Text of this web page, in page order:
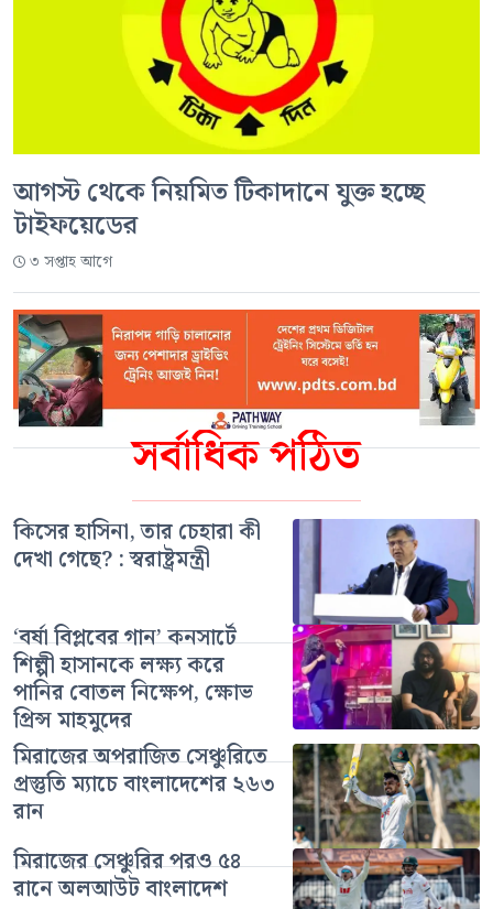
সর্বাধিক পঠিত
কিসের হাসিনা, তার চেহারা কী
দেখা গেছে? : স্বরাষ্ট্রমন্ত্রী
‘বর্ষা বিপ্লবের গান’ কনসার্টে
শিল্পী হাসানকে লক্ষ্য করে
পানির বোতল নিক্ষেপ, ক্ষোভ
প্রিন্স মাহমুদের
মিরাজের অপরাজিত সেঞ্চুরিতে
প্রস্তুতি ম্যাচে বাংলাদেশের ২৬৩
রান
মিরাজের সেঞ্চুরির পরও ৫৪
রানে অলআউট বাংলাদেশ
আগস্ট থেকে নিয়মিত টিকাদানে যুক্ত হচ্ছে
টাইফয়েডের
৩ সপ্তাহ আগে